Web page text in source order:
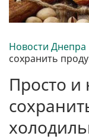
Новости Днепра
сохранить
Просто и